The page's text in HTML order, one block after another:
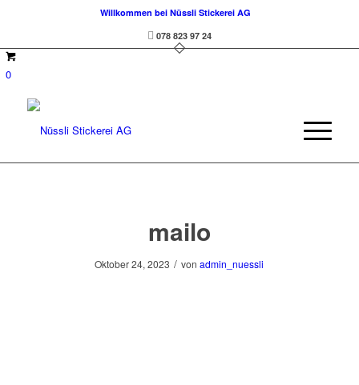
Willkommen bei Nüssli Stickerei AG
078 823 97 24
0
mailo
Oktober 24, 2023 / vonadmin_nuessli